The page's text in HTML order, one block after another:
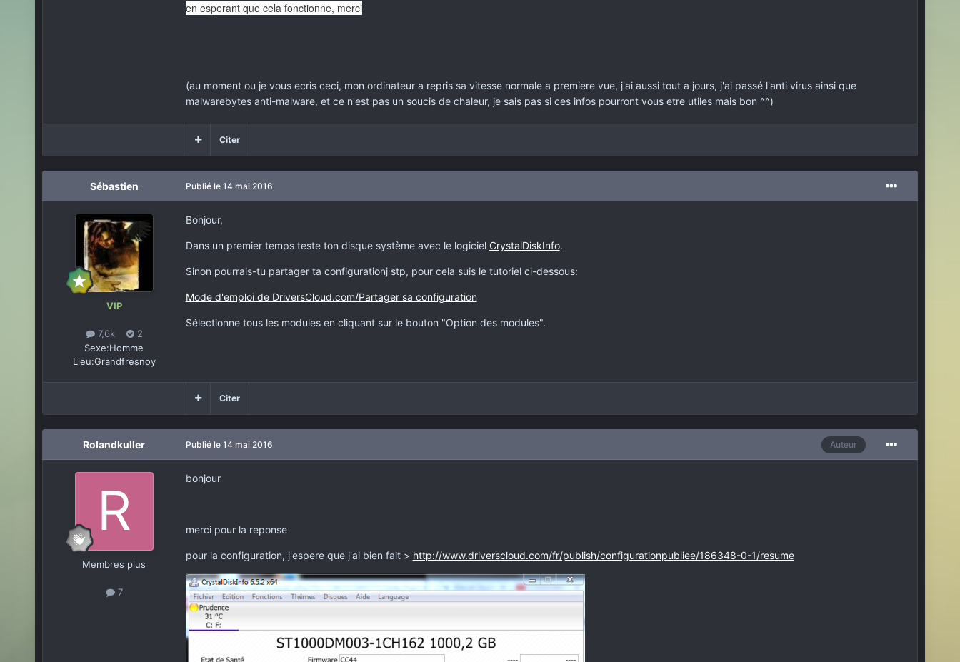
en esperant que cela fonctionne, merci
(au moment ou je vous ecris ceci, mon ordinateur a repris sa vitesse normale a premiere vue, j'ai aussi tout a jours, j'ai passé l'anti virus ainsi que
malwarebytes anti-malware, et ce n'est pas un soucis de chaleur, je sais pas si ces infos pourront vous etre utiles mais bon ^^)
Citer
Sébastien
VIP
7,6k
2
Sexe:Homme
Lieu:Grandfresnoy
Publié le 14 mai 2016
Bonjour,
Dans un premier temps teste ton disque système avec le logiciel CrystalDiskInfo.
Sinon pourrais-tu partager ta configurationj stp, pour cela suis le tutoriel ci-dessous:
Mode d'emploi de DriversCloud.com/Partager sa configuration
Sélectionne tous les modules en cliquant sur le bouton "Option des modules".
Citer
Rolandkuller
Membres plus
7
Auteur
Publié le 14 mai 2016
bonjour
merci pour la reponse
pour la configuration, j'espere que j'ai bien fait > http://www.driverscloud.com/fr/publish/configurationpubliee/186348-0-1/resume